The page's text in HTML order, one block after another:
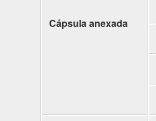
Cápsula anexada